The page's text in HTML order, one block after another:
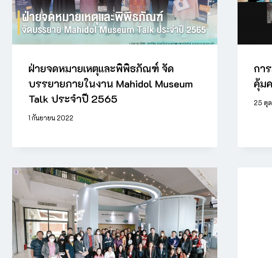
ฝ่ายจดหมายเหตุและพิพิธภัณฑ์ จัด
บรรยายภายในงาน Mahidol Museum
Talk ประจำปี 2565
1 กันยายน 2022
กา
คุ้ม
25 ตุ